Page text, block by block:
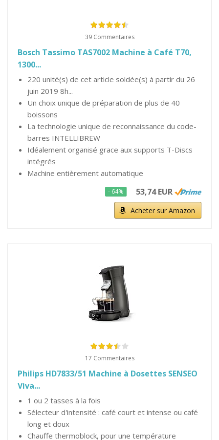
39 Commentaires
Bosch Tassimo TAS7002 Machine à Café T70,
1300...
220 unité(s) de cet article soldée(s) à partir du 26
juin 2019 8h...
Un choix unique de préparation de plus de 40
boissons
La technologie unique de reconnaissance du code-
barres INTELLIBREW
Idéalement organisé grace aux supports T-Discs
intégrés
Machine entièrement automatique
- 64% 53,74 EUR
Acheter sur Amazon
17 Commentaires
Philips HD7833/51 Machine à Dosettes SENSEO
Viva...
1 ou 2 tasses à la fois
Sélecteur d'intensité : café court et intense ou café
long et doux
Chauffe thermoblock, pour une température